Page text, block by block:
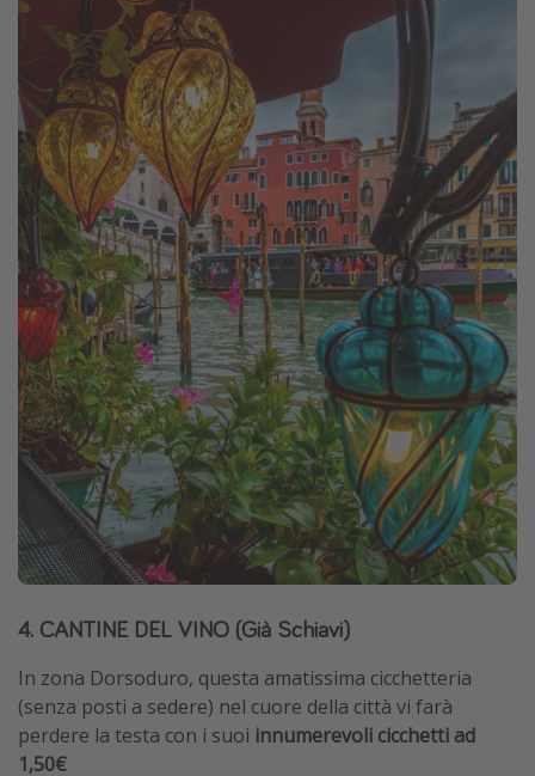
4. CANTINE DEL VINO (Già Schiavi)
In zona Dorsoduro, questa amatissima cicchetteria
(senza posti a sedere) nel cuore della città vi farà
perdere la testa con i suoi innumerevoli cicchetti ad
1,50€